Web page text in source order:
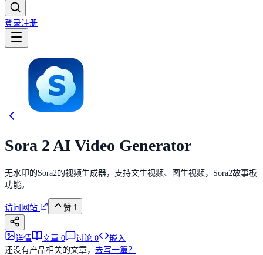
登录注册
Sora 2 AI Video Generator
无水印的Sora2的视频生成器，支持文生视频、图生视频，Sora2故事板
功能。
访问网站 赞 1
详情 文章 0 讨论 0
嵌入
还没有产品相关的文章， 去写一篇？